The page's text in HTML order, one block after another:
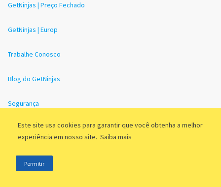
Este site usa cookies para garantir que você obtenha a melhor
experiência em nosso site. Saiba mais
Permitir
GetNinjas | Preço Fechado
GetNinjas | Europ
Trabalhe Conosco
Blog do GetNinjas
Segurança
Mapa do Site